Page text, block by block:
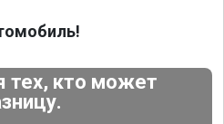
кто может